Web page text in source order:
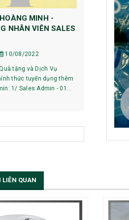
MINH -
NHÂN VIÊN SALES
10/08/2022
tặng và Dịch Vụ
thức tuyển dụng thêm
1/ Sales Admin - 01
tại trụ sở Hà Nội.
HƯỚNG
DỰ
Huong Le
HƯỚNG DẪN
nay, việc
bạn có thể
[Đọc tiếp...]
QUAN